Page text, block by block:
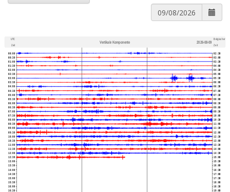
UTC
Zeit
Vertikale Komponente 2026-08-09
Belgischer
Zeit
00:00
00:30
01:00
01:30
02:00
02:30
03:00
03:30
04:00
04:30
05:00
05:30
06:00
06:30
07:00
07:30
08:00
08:30
09:00
09:30
10:00
10:30
11:00
11:30
12:00
12:30
13:00
13:30
14:00
14:30
15:00
15:30
16:00
16:30
02:30
03:00
03:30
04:00
04:30
05:00
05:30
06:00
06:30
07:00
07:30
08:00
08:30
09:00
09:30
10:00
10:30
11:00
11:30
12:00
12:30
13:00
13:30
14:00
14:30
15:00
15:30
16:00
16:30
17:00
17:30
18:00
18:30
19:00